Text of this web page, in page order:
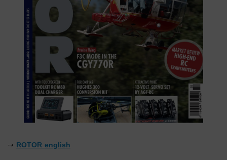
⇢ ROTOR english